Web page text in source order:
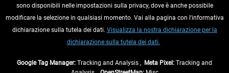
RECEDERE DAL CONTRATTO
INFORMAZIONI
sono disponibili nelle impostazioni sulla privacy, dove è anche possibile
modificare la selezione in qualsiasi momento. Vai alla pagina con l'informativa
dichiarazione sulla tutela dei dati. Visualizza la nostra dichiarazione per la
dichiarazione sulla tutela dei dati.
Google Tag Manager: Tracking and Analysis , Meta Pixel: Tracking and